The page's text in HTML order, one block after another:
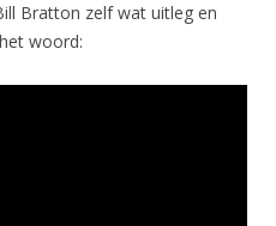
Bratton zelf wat uitleg en
woord: